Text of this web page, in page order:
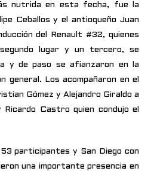
nutrida en esta fecha, fue la
Ceballos y el antioqueño Juan
del Renault #32, quienes
lugar y un tercero, se
y de paso se afianzaron en la
general. Los acompañaron en el
Gómez y Alejandro Giraldo a
Castro quien condujo el
participantes y San Diego con
una importante presencia en